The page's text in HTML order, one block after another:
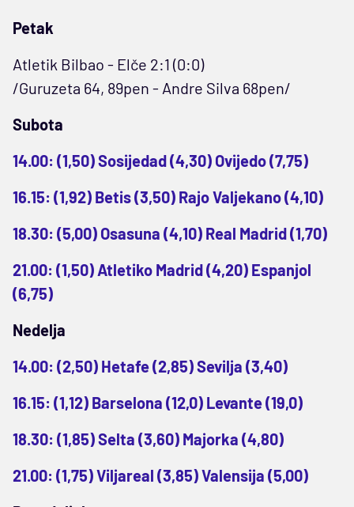
Petak
Atletik Bilbao - Elče 2:1 (0:0)
/Guruzeta 64, 89pen - Andre Silva 68pen/
Subota
14.00: (1,50) Sosijedad (4,30) Ovijedo (7,75)
16.15: (1,92) Betis (3,50) Rajo Valjekano (4,10)
18.30: (5,00) Osasuna (4,10) Real Madrid (1,70)
21.00: (1,50) Atletiko Madrid (4,20) Espanjol
(6,75)
Nedelja
14.00: (2,50) Hetafe (2,85) Sevilja (3,40)
16.15: (1,12) Barselona (12,0) Levante (19,0)
18.30: (1,85) Selta (3,60) Majorka (4,80)
21.00: (1,75) Viljareal (3,85) Valensija (5,00)